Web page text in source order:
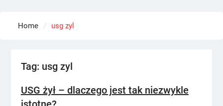
Home usg zyl
Tag: usg zyl
USG żył – dlaczego jest tak niezwykle